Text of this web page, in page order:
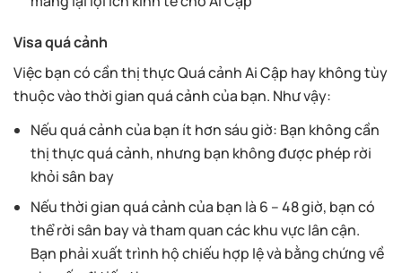
Visa quá cảnh
Việc bạn có cần thị thực Quá cảnh Ai Cập hay không tùy
thuộc vào thời gian quá cảnh của bạn. Như vậy:
Nếu quá cảnh của bạn ít hơn sáu giờ: Bạn không cần
thị thực quá cảnh, nhưng bạn không được phép rời
khỏi sân bay
Nếu thời gian quá cảnh của bạn là 6 – 48 giờ, bạn có
thể rời sân bay và tham quan các khu vực lân cận.
Bạn phải xuất trình hộ chiếu hợp lệ và bằng chứng về